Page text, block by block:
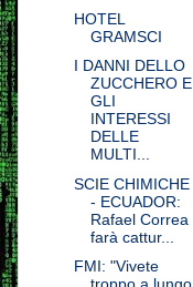
HOTEL
GRAMSCI
I DANNI DELLO
ZUCCHERO E
GLI
INTERESSI
DELLE
MULTI...
SCIE CHIMICHE
- ECUADOR:
Rafael Correa
farà cattur...
FMI: "Vivete